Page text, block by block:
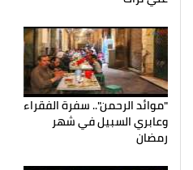
"موائد الرحمن".. سفرة الفقراء
وعابري السبيل في شهر
رمضان